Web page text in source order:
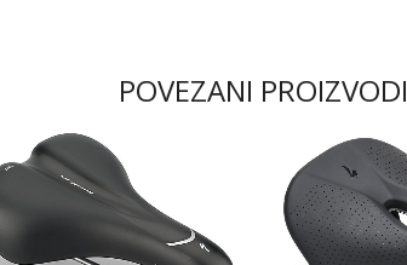
POVEZANI PROIZVODI